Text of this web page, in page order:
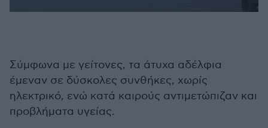
Σύμφωνα με γείτονες, τα άτυχα αδέλφια
έμεναν σε δύσκολες συνθήκες, χωρίς
ηλεκτρικό, ενώ κατά καιρούς αντιμετώπιζαν και
προβλήματα υγείας.